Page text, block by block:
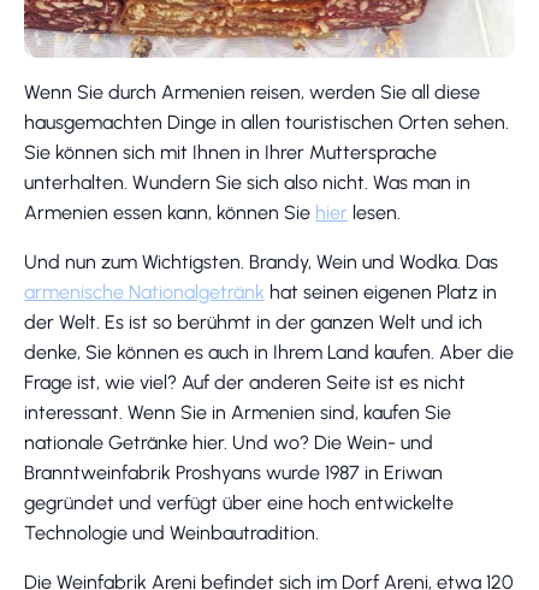
Wenn Sie durch Armenien reisen, werden Sie all diese
hausgemachten Dinge in allen touristischen Orten sehen.
Sie können sich mit Ihnen in Ihrer Muttersprache
unterhalten. Wundern Sie sich also nicht. Was man in
Armenien essen kann, können Sie hier lesen.
Und nun zum Wichtigsten. Brandy, Wein und Wodka. Das
armenische Nationalgetränk hat seinen eigenen Platz in
der Welt. Es ist so berühmt in der ganzen Welt und ich
denke, Sie können es auch in Ihrem Land kaufen. Aber die
Frage ist, wie viel? Auf der anderen Seite ist es nicht
interessant. Wenn Sie in Armenien sind, kaufen Sie
nationale Getränke hier. Und wo? Die Wein- und
Branntweinfabrik Proshyans wurde 1987 in Eriwan
gegründet und verfügt über eine hoch entwickelte
Technologie und Weinbautradition.
Die Weinfabrik Areni befindet sich im Dorf Areni, etwa 120